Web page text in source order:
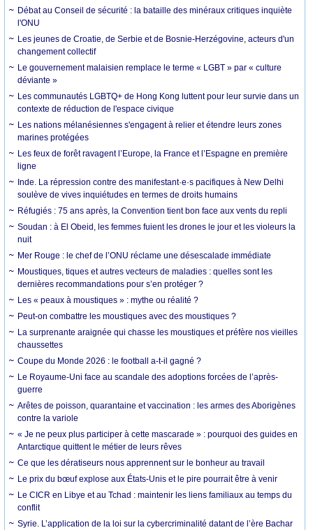
Débat au Conseil de sécurité : la bataille des minéraux critiques inquiète
l'ONU
Les jeunes de Croatie, de Serbie et de Bosnie-Herzégovine, acteurs d'un
changement collectif
Le gouvernement malaisien remplace le terme « LGBT » par « culture
déviante »
Les communautés LGBTQ+ de Hong Kong luttent pour leur survie dans un
contexte de réduction de l'espace civique
Les nations mélanésiennes s'engagent à relier et étendre leurs zones
marines protégées
Les feux de forêt ravagent l’Europe, la France et l’Espagne en première
ligne
Inde. La répression contre des manifestant·e·s pacifiques à New Delhi
soulève de vives inquiétudes en termes de droits humains
Réfugiés : 75 ans après, la Convention tient bon face aux vents du repli
Soudan : à El Obeid, les femmes fuient les drones le jour et les violeurs la
nuit
Mer Rouge : le chef de l’ONU réclame une désescalade immédiate
Moustiques, tiques et autres vecteurs de maladies : quelles sont les
dernières recommandations pour s’en protéger ?
Les « peaux à moustiques » : mythe ou réalité ?
Peut-on combattre les moustiques avec des moustiques ?
La surprenante araignée qui chasse les moustiques et préfère nos vieilles
chaussettes
Coupe du Monde 2026 : le football a-t-il gagné ?
Le Royaume-Uni face au scandale des adoptions forcées de l’après-
guerre
Arêtes de poisson, quarantaine et vaccination : les armes des Aborigènes
contre la variole
« Je ne peux plus participer à cette mascarade » : pourquoi des guides en
Antarctique quittent le métier de leurs rêves
Ce que les dératiseurs nous apprennent sur le bonheur au travail
Le prix du bœuf explose aux États-Unis et le pire pourrait être à venir
Le CICR en Libye et au Tchad : maintenir les liens familiaux au temps du
conflit
Syrie. L’application de la loi sur la cybercriminalité datant de l’ère Bachar